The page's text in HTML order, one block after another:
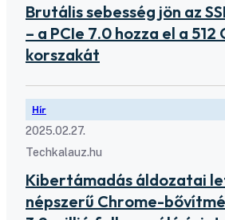
Brutális sebesség jön az
– a PCIe 7.0 hozza el a 512
korszakát
Hír
2025.02.27.
Techkalauz.hu
Kibertámadás áldozatai
népszerű Chrome-